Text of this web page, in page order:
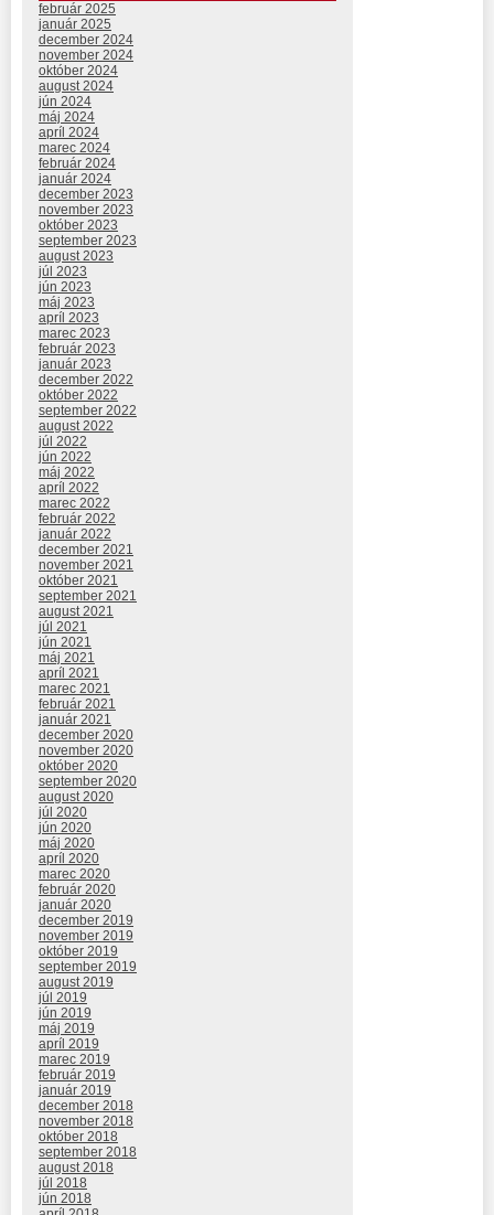
február 2025
január 2025
december 2024
november 2024
október 2024
august 2024
jún 2024
máj 2024
apríl 2024
marec 2024
február 2024
január 2024
december 2023
november 2023
október 2023
september 2023
august 2023
júl 2023
jún 2023
máj 2023
apríl 2023
marec 2023
február 2023
január 2023
december 2022
október 2022
september 2022
august 2022
júl 2022
jún 2022
máj 2022
apríl 2022
marec 2022
február 2022
január 2022
december 2021
november 2021
október 2021
september 2021
august 2021
júl 2021
jún 2021
máj 2021
apríl 2021
marec 2021
február 2021
január 2021
december 2020
november 2020
október 2020
september 2020
august 2020
júl 2020
jún 2020
máj 2020
apríl 2020
marec 2020
február 2020
január 2020
december 2019
november 2019
október 2019
september 2019
august 2019
júl 2019
jún 2019
máj 2019
apríl 2019
marec 2019
február 2019
január 2019
december 2018
november 2018
október 2018
september 2018
august 2018
júl 2018
jún 2018